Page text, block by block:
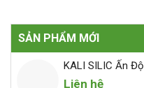
SẢN PHẨM MỚI
KALI SILIC Ấn Độ
Liên hệ